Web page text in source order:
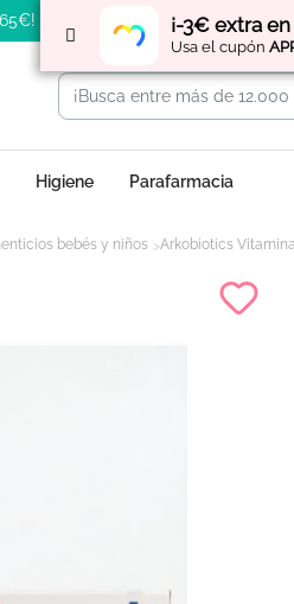
¡-3€ extra
Usa el cupón
Higiene Parafarmacia
bebés y niños Arkobiotics